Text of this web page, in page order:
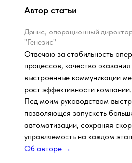
Автор статьи
Денис, операционный
"Генезис"
Отвечаю за стабильность
процессов, качество оказания
выстроенные коммуникации
рост эффективности компании.
Под моим руководством
позволяющая запускать
автоматизации, сохраняя
управляемость на каждом
Об авторе →